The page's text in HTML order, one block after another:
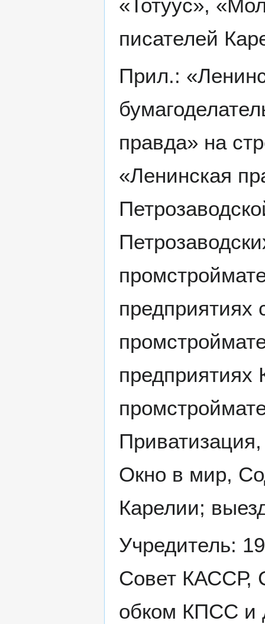
«Тотуус»,
писателей
Прил.:
правда» на
«Ленинская
предприятиях
предприятиях
Окно в мир,
Карелии;
Учредитель:
Совет КАССР,
обком КПСС и